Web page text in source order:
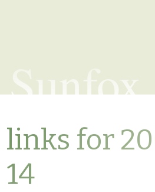
Sunfox
links for
14